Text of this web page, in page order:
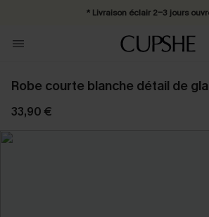
Abonnement E-mail : -25% dès 4
Robe courte blanche détail de
33,90 €